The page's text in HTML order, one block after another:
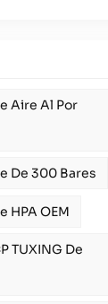
Aire Al Por
De 300 Bares
HPA OEM
TUXING De